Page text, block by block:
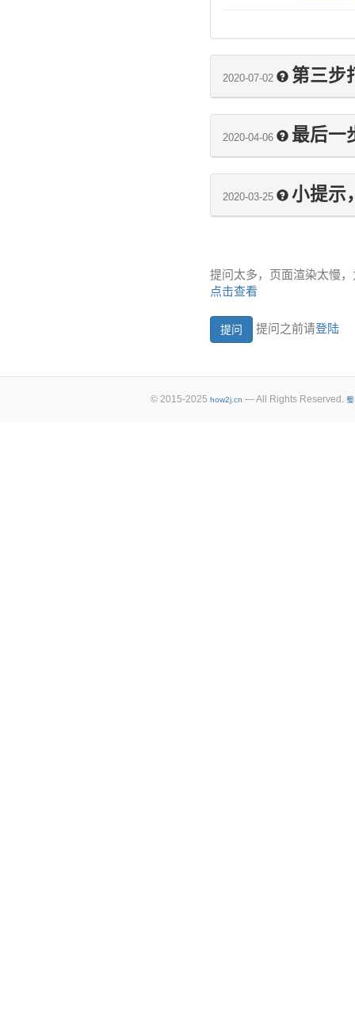
2020-07-02 第三步
2020-04-06 最后一
2020-03-25 小提示
提问太多，页面渲染太慢
点击查看
提问之前请登陆
© 2015-2025 how2j.cn — All Rights Reserved.